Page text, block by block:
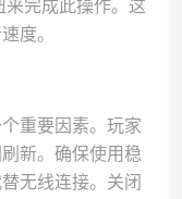
来完成此操作。这
度。
重要因素。玩家
新。确保使用稳
无线连接。关闭